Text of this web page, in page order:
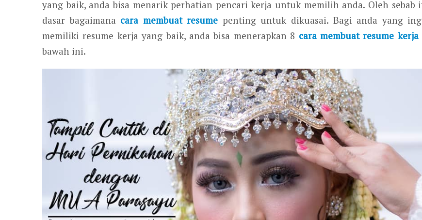
yang baik, anda bisa menarik perhatian pencari kerja untuk memilih anda. Oleh sebab
dasar bagaimana cara membuat resume penting untuk dikuasai. Bagi anda yang
memiliki resume kerja yang baik, anda bisa menerapkan 8 cara membuat resume kerja
bawah ini.